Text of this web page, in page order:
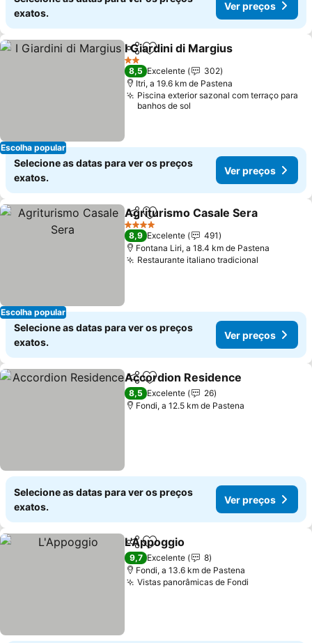
exatos.
Ver preços
Escolha popular
PartilharAdicionar aos favoritos
I Giardini di Margius
2 Estrelas
8,5 Excelente
302
Itri, a 19.6 km de Pastena
Piscina exterior sazonal com terraço para
banhos de sol
Selecione as datas para ver os preços
exatos.
Ver preços
Escolha popular
PartilharAdicionar aos favoritos
Agriturismo Casale Sera
4 Estrelas
8,9 Excelente
491
Fontana Liri, a 18.4 km de Pastena
Restaurante italiano tradicional
Selecione as datas para ver os preços
exatos.
Ver preços
PartilharAdicionar aos favoritos
Accordion Residence
8,5 Excelente
26
Fondi, a 12.5 km de Pastena
Selecione as datas para ver os preços
exatos.
Ver preços
PartilharAdicionar aos favoritos
L'Appoggio
9,7 Excelente
8
Fondi, a 13.6 km de Pastena
Vistas panorâmicas de Fondi